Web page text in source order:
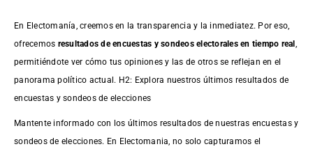
En Electomanía, creemos en la transparencia y la inmediatez. Por eso,
ofrecemos resultados deencuestas y sondeos electorales en tiempo real
permitiéndote ver cómo tus opiniones y las de otros se reflejan en el
panorama político actual. H2: Explora nuestros últimos resultados de
encuestas y sondeos de elecciones
Mantente informado con los últimos resultados de nuestras encuestasy
sondeos de elecciones. En Electomania, no solo capturamos el